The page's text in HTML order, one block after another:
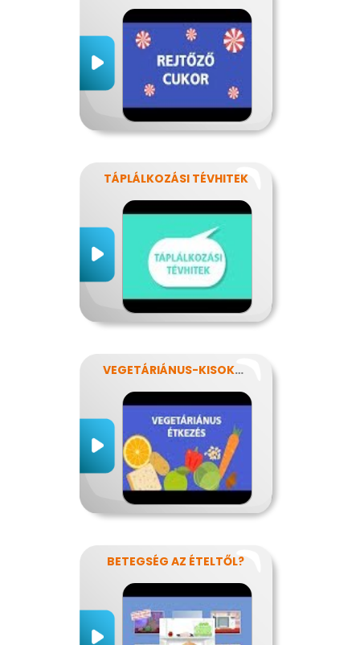
TÁPLÁLKOZÁSI TÉVHITEK
VEGETÁRIÁNUS-KISOKOS
BETEGSÉG AZ ÉTELTŐL?